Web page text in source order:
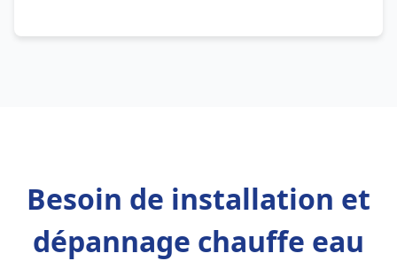
Besoin de installation et
dépannage chauffe eau